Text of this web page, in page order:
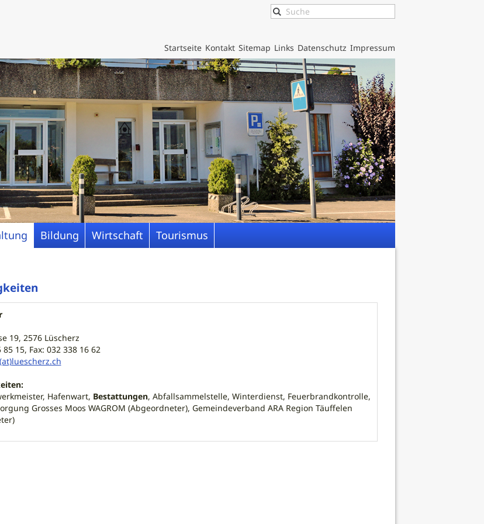
Startseite Kontakt Sitemap Links Datenschutz Impressum
Bildung Wirtschaft Tourismus
19, 2576 Lüscherz
85 15, Fax: 032 338 16 62
Hafenwart, Bestattungen, Abfallsammelstelle, Winterdienst, Feuerbrandkontrolle,
Grosses Moos WAGROM (Abgeordneter), Gemeindeverband ARA Region Täuffelen